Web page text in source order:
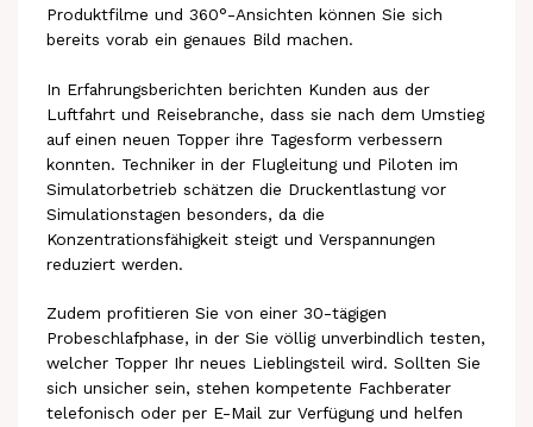
Produktfilme und 360°-Ansichten können Sie sich
bereits vorab ein genaues Bild machen.
In Erfahrungsberichten berichten Kunden aus der
Luftfahrt und Reisebranche, dass sie nach dem Umstieg
auf einen neuen Topper ihre Tagesform verbessern
konnten. Techniker in der Flugleitung und Piloten im
Simulatorbetrieb schätzen die Druckentlastung vor
Simulationstagen besonders, da die
Konzentrationsfähigkeit steigt und Verspannungen
reduziert werden.
Zudem profitieren Sie von einer 30-tägigen
Probeschlafphase, in der Sie völlig unverbindlich testen,
welcher Topper Ihr neues Lieblingsteil wird. Sollten Sie
sich unsicher sein, stehen kompetente Fachberater
telefonisch oder per E-Mail zur Verfügung und helfen